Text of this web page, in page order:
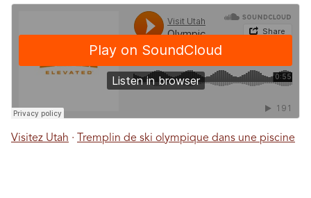
Visitez Utah · Tremplin de ski olympique dans une piscine